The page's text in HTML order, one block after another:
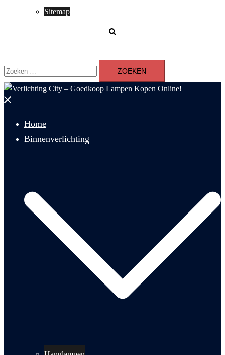
Sitemap
Zoeken
naar:
Menu
Home
Binnenverlichting